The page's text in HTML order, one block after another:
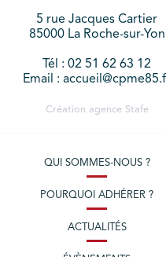
5 rue Jacques Cartier
85000 La Roche-sur-Yon
Tél : 02 51 62 63 12
Email :
Création agence Stafe
QUI SOMMES-NOUS ?
POURQUOI ADHÉRER ?
ACTUALITÉS